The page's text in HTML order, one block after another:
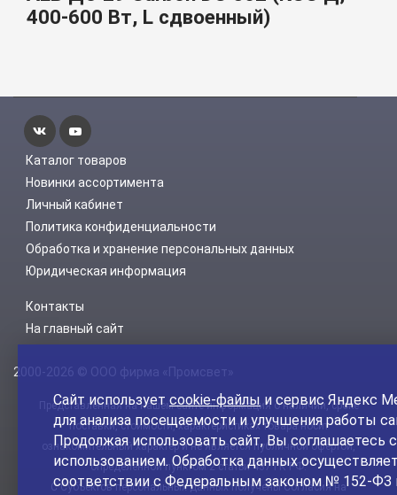
400-600 Вт, L сдвоенный)
Каталог товаров
Новинки ассортимента
Личный кабинет
Политика конфиденциальности
Обработка и хранение персональных данных
Юридическая информация
Контакты
На главный сайт
2000-2026 © ООО фирма «Промсвет»
Представленная на нашем сайте информация о наличии, сроке
поставки, стоимости, характеристиках товара носит
ознакомительный характер и не является публичной офертой,
определенной пунктом 2 статьи 437 ГК РФ.
С Субъектов персональных данных получены Согласия на
Сайт используетcookie-файлы и сервис Яндекс
для анализа посещаемости и улучшения работы
Продолжая использовать сайт, Вы соглашаетесь
использованием. Обработка данных
соответствии с Федеральным законом № 152-ФЗ